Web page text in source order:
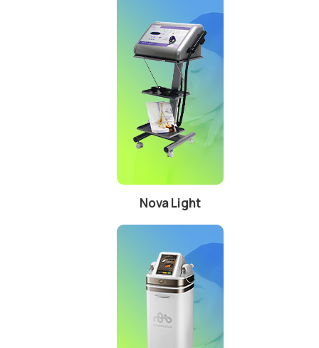
Nova Light